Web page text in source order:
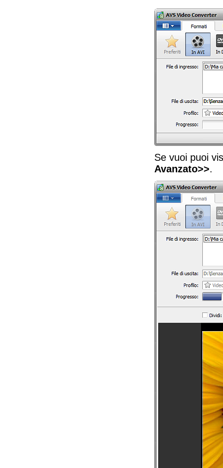
Se vuoi puoi
Avanzato>>.